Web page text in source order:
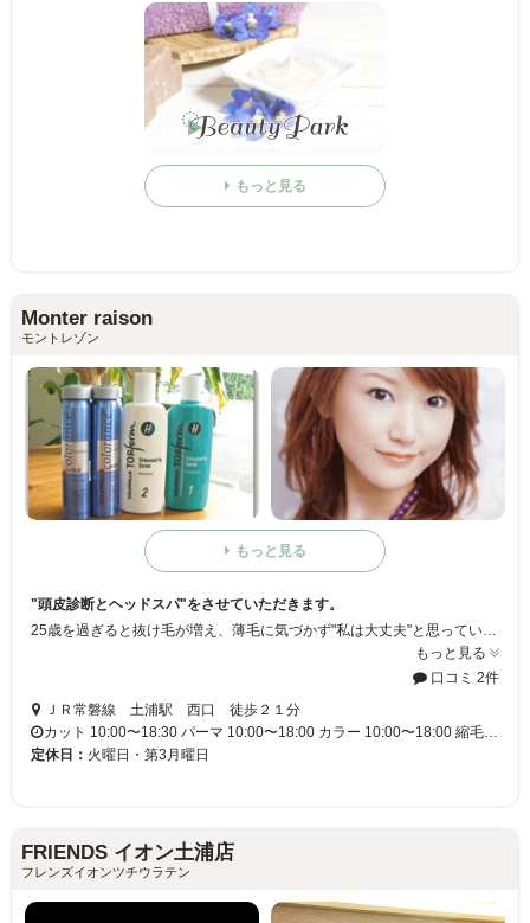
もっと見る
Monter raison
モントレゾン
もっと見る
"頭皮診断とヘッドスパ"をさせていただきます。
25歳を過ぎると抜け毛が増え、薄毛に気づかず"私は大丈夫"と思っているお客様にも、実際どのくらい悪化しているかハッキリご説明いたします。 早期発見さえできれば、適切な自宅ケアだけでも、抜け毛・薄毛は予防できます！手遅れにならないためにも、早期点検をして、しっかりと頭皮のコンディションを整えて下さい！
もっと見る
口コミ 2件
ＪＲ常磐線 土浦駅 西口 徒歩２１分
カット 10:00〜18:30 パーマ 10:00〜18:00 カラー 10:00〜18:00 縮毛…
定休日： 火曜日・第3月曜日
FRIENDS イオン土浦店
フレンズイオンツチウラテン